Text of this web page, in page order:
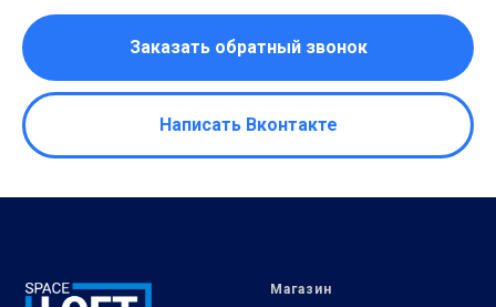
Заказать обратный звонок
Написать Вконтакте
Магазин